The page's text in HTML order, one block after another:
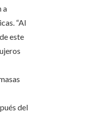
a
“Al
este
del